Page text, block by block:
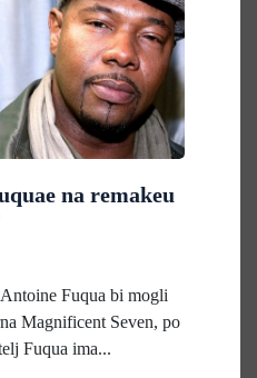
na remakeu
Fuqua bi mogli
Magnificent Seven, po
Fuqua ima...